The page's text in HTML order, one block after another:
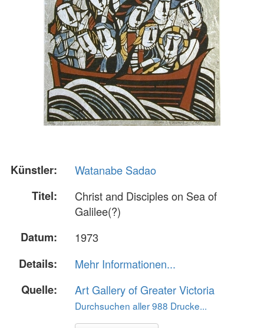
Künstler:
Watanabe Sadao
Titel:
Christ and Disciples on Sea of
Galilee(?)
Datum:
1973
Details:
Mehr Informationen...
Quelle:
Art Gallery of Greater Victoria
Durchsuchen aller 988 Drucke...